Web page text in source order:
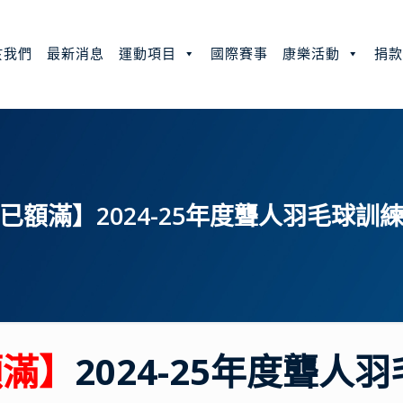
我們 最新消息 運動項目 國際賽事 康樂活動 捐
額滿】2024-25年度聾人羽毛球訓
】 2024-25年度聾人